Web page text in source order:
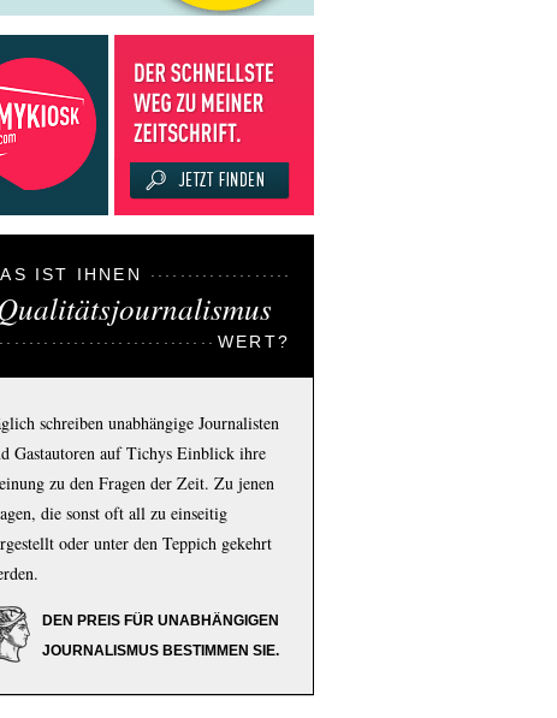
IST IHNEN
WERT?
schreiben unabhängige Journalisten
Gastautoren auf Tichys Einblick ihre
zu den Fragen der Zeit. Zu jenen
die sonst oft all zu einseitig
oder unter den Teppich gekehrt
DEN PREIS FÜR UNABHÄNGIGEN
JOURNALISMUS BESTIMMEN SIE.